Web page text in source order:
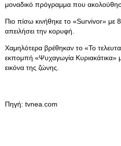
μοναδικό πρόγραμμα που
Πιο πίσω κινήθηκε το «Survivor» με
απειλήσει την κορυφή.
Χαμηλότερα βρέθηκαν το «Το
εκπομπή «Ψυχαγωγία Κυριακάτικα»
εικόνα της ζώνης.
Πηγή: tvnea.com